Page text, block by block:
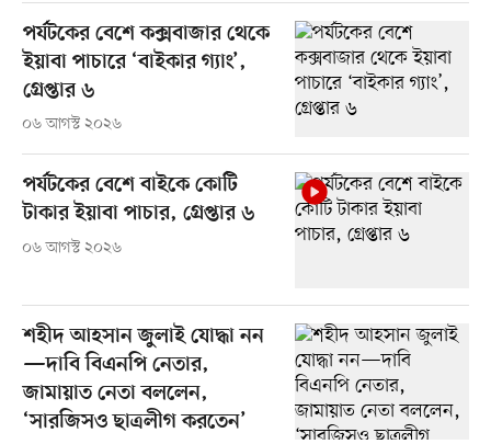
পর্যটকের বেশে কক্সবাজার থেকে
ইয়াবা পাচারে ‘বাইকার গ্যাং’,
গ্রেপ্তার ৬
০৬ আগস্ট ২০২৬
পর্যটকের বেশে বাইকে কোটি
টাকার ইয়াবা পাচার, গ্রেপ্তার ৬
০৬ আগস্ট ২০২৬
শহীদ আহসান জুলাই যোদ্ধা নন
—দাবি বিএনপি নেতার,
জামায়াত নেতা বললেন,
‘সারজিসও ছাত্রলীগ করতেন’